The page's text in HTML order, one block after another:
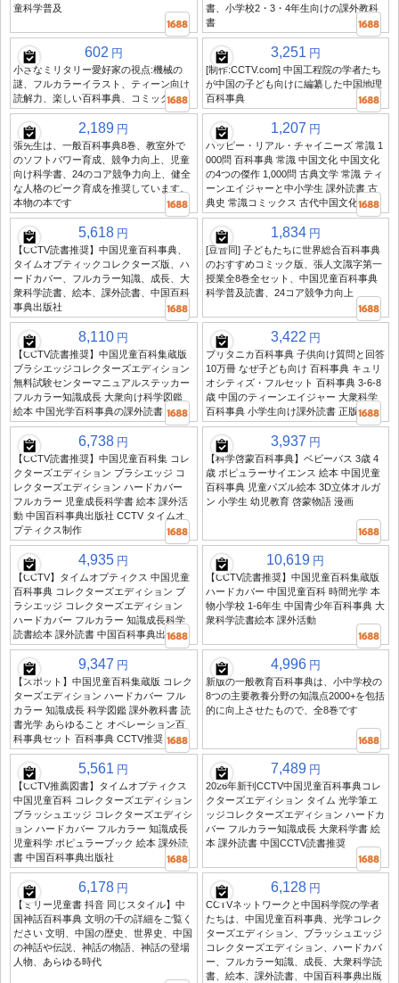
童科学普及
書、小学校2・3・4年生向けの課外教科
書
602 円
小さなミリタリー愛好家の視点:機械の
謎、フルカラーイラスト、ティーン向け
読解力、楽しい百科事典、コミック絵本
3,251 円
[制作:CCTV.com] 中国工程院の学者たち
が中国の子ども向けに編纂した中国地理
百科事典
2,189 円
張先生は、一般百科事典8巻、教室外で
のソフトパワー育成、競争力向上、児童
向け科学書、24のコア競争力向上、健全
な人格のピーク育成を推奨しています。
本物の本です
1,207 円
ハッピー・リアル・チャイニーズ 常識 1
000問 百科事典 常識 中国文化 中国文化
の4つの傑作 1,000問 古典文学 常識 ティ
ーンエイジャーと中小学生 課外読書 古
典史 常識コミックス 古代中国文化
5,618 円
【CCTV読書推奨】中国児童百科事典、
タイムオプティックコレクターズ版、ハ
ードカバー、フルカラー知識、成長、大
衆科学読書、絵本、課外読書、中国百科
事典出版社
1,834 円
[豆音同] 子どもたちに世界総合百科事典
のおすすめコミック版、張人文識字第一
授業全8巻全セット、中国児童百科事典
科学普及読書、24コア競争力向上
8,110 円
【CCTV読書推奨】中国児童百科集蔵版
ブラシエッジコレクターズエディション
無料試験センターマニュアルステッカー
フルカラー知識成長 大衆向け科学図鑑
絵本 中国光学百科事典の課外読書 SG
3,422 円
ブリタニカ百科事典 子供向け質問と回答
10万冊 なぜ子ども向け 百科事典 キュリ
オシティズ・フルセット 百科事典 3-6-8
歳 中国のティーンエイジャー 大衆科学
百科事典 小学生向け課外読書 正版
6,738 円
【CCTV読書推奨】中国児童百科集 コレ
クターズエディション ブラシエッジ コ
レクターズエディション ハードカバー
フルカラー 児童成長科学書 絵本 課外活
動 中国百科事典出版社 CCTV タイムオ
プティクス制作
3,937 円
【科学啓蒙百科事典】ベビーバス 3歳 4
歳 ポピュラーサイエンス 絵本 中国児童
百科事典 児童パズル絵本 3D立体オルガ
ン 小学生 幼児教育 啓蒙物語 漫画
4,935 円
【CCTV】タイムオプティクス 中国児童
百科事典 コレクターズエディション ブ
ラシエッジ コレクターズエディション
ハードカバー フルカラー 知識成長科学
読書絵本 課外読書 中国百科事典出版社
10,619 円
【CCTV読書推奨】中国児童百科集蔵版
ハードカバー 中国児童百科 時間光学 本
物小学校 1-6年生 中国青少年百科事典 大
衆科学読書絵本 課外活動
9,347 円
【スポット】中国児童百科集蔵版 コレク
ターズエディション ハードカバー フル
カラー 知識成長 科学図鑑 課外教科書 読
書光学 あらゆること オペレーション百
科事典セット 百科事典 CCTV推奨
4,996 円
新版の一般教育百科事典は、小中学校の
8つの主要教養分野の知識点2000+を包括
的に向上させたもので、全8巻です
5,561 円
【CCTV推薦図書】タイムオプティクス
中国児童百科 コレクターズエディション
ブラッシュエッジ コレクターズエディシ
ョン ハードカバー フルカラー 知識成長
児童科学 ポピュラーブック 絵本 課外読
書 中国百科事典出版社
7,489 円
2026年新刊CCTV中国児童百科事典コレ
クターズエディション タイム 光学筆エ
ッジコレクターズエディション ハードカ
バー フルカラー知識成長 大衆科学書 絵
本 課外読書 中国CCTV読書推奨
6,178 円
【ミリー児童書 抖音 同じスタイル】中
国神話百科事典 文明の千の詳細をご覧く
ださい 文明、中国の歴史、世界史、中国
の神話や伝説、神話の物語、神話の登場
人物、あらゆる時代
6,128 円
CCTVネットワークと中国科学院の学者
たちは、中国児童百科事典、光学コレク
ターズエディション、ブラッシュエッジ
コレクターズエディション、ハードカバ
ー、フルカラー知識、成長、大衆科学読
書、絵本、課外読書、中国百科事典出版